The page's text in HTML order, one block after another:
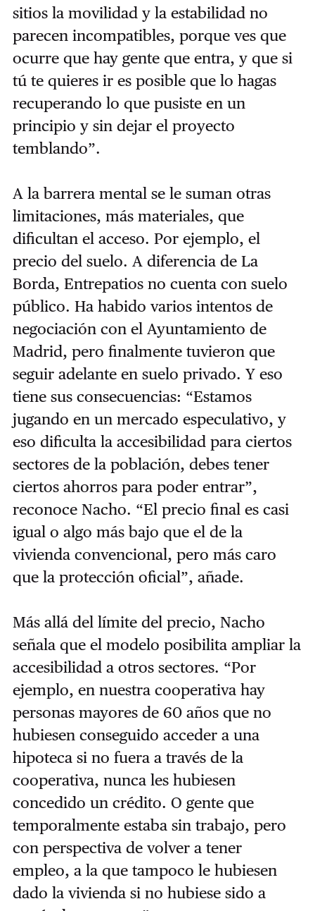
sitios la movilidad y la estabilidad no
parecen incompatibles, porque ves que
ocurre que hay gente que entra, y que si
tú te quieres ir es posible que lo hagas
recuperando lo que pusiste en un
principio y sin dejar el proyecto
temblando”.
A la barrera mental se le suman otras
limitaciones, más materiales, que
dificultan el acceso. Por ejemplo, el
precio del suelo. A diferencia de La
Borda, Entrepatios no cuenta con suelo
público. Ha habido varios intentos de
negociación con el Ayuntamiento de
Madrid, pero finalmente tuvieron que
seguir adelante en suelo privado. Y eso
tiene sus consecuencias: “Estamos
jugando en un mercado especulativo, y
eso dificulta la accesibilidad para ciertos
sectores de la población, debes tener
ciertos ahorros para poder entrar”,
reconoce Nacho. “El precio final es casi
igual o algo más bajo que el de la
vivienda convencional, pero más caro
que la protección oficial”, añade.
Más allá del límite del precio, Nacho
señala que el modelo posibilita ampliar la
accesibilidad a otros sectores. “Por
ejemplo, en nuestra cooperativa hay
personas mayores de 60 años que no
hubiesen conseguido acceder a una
hipoteca si no fuera a través de la
cooperativa, nunca les hubiesen
concedido un crédito. O gente que
temporalmente estaba sin trabajo, pero
con perspectiva de volver a tener
empleo, a la que tampoco le hubiesen
dado la vivienda si no hubiese sido a